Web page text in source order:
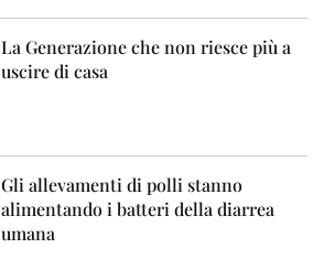
La Generazione che non riesce più a
uscire di casa
Gli allevamenti di polli stanno
alimentando i batteri della diarrea
umana